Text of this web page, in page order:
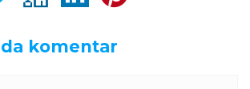
komentar